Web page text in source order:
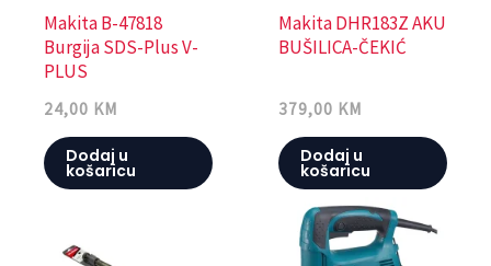
Makita B-47818
Burgija SDS-Plus V-
PLUS
24,00 KM
Dodaj u
košaricu
Makita DHR183Z AKU
BUŠILICA-ČEKIĆ
379,00 KM
Dodaj u
košaricu